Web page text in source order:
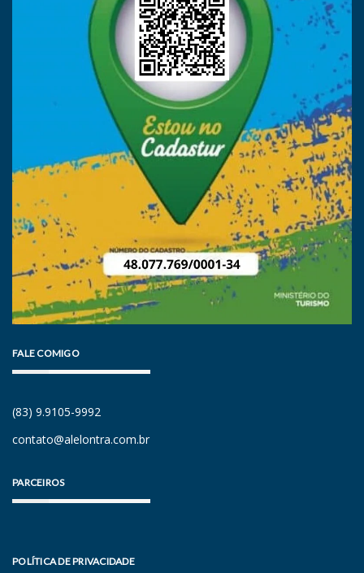
FALE COMIGO
(83) 9.9105-9992
contato@alelontra.com.br
PARCEIROS
POLÍTICA DE PRIVACIDADE